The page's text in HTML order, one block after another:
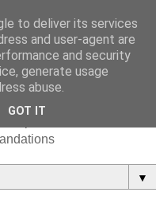
▼
to deliver its services
and user-agent are
and security
generate usage
abuse.
GOT IT